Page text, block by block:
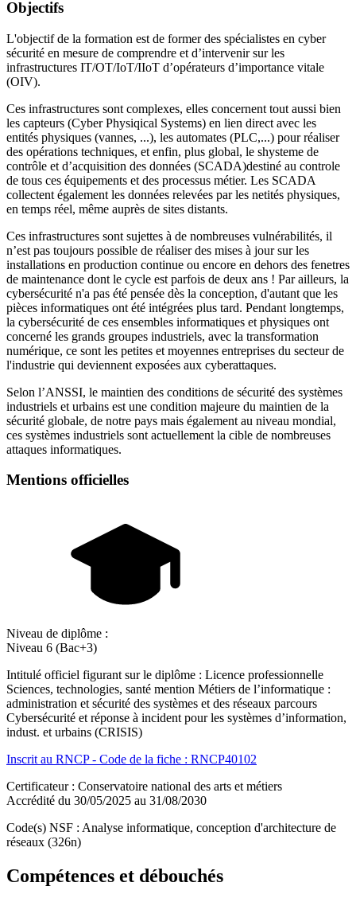
Objectifs
L'objectif de la formation est de former des spécialistes en cyber
sécurité en mesure de comprendre et d’intervenir sur les
infrastructures IT/OT/IoT/IIoT d’opérateurs d’importance vitale
(OIV).
Ces infrastructures sont complexes, elles concernent tout aussi bien
les capteurs (Cyber Physiqical Systems) en lien direct avec les
entités physiques (vannes, ...), les automates (PLC,...) pour réaliser
des opérations techniques, et enfin, plus global, le shysteme de
contrôle et d’acquisition des données (SCADA)destiné au controle
de tous ces équipements et des processus métier. Les SCADA
collectent également les données relevées par les netités physiques,
en temps réel, même auprès de sites distants.
Ces infrastructures sont sujettes à de nombreuses vulnérabilités, il
n’est pas toujours possible de réaliser des mises à jour sur les
installations en production continue ou encore en dehors des fenetres
de maintenance dont le cycle est parfois de deux ans ! Par ailleurs, la
cybersécurité n'a pas été pensée dès la conception, d'autant que les
pièces informatiques ont été intégrées plus tard. Pendant longtemps,
la cybersécurité de ces ensembles informatiques et physiques ont
concerné les grands groupes industriels, avec la transformation
numérique, ce sont les petites et moyennes entreprises du secteur de
l'industrie qui deviennent exposées aux cyberattaques.
Selon l’ANSSI, le maintien des conditions de sécurité des systèmes
industriels et urbains est une condition majeure du maintien de la
sécurité globale, de notre pays mais également au niveau mondial,
ces systèmes industriels sont actuellement la cible de nombreuses
attaques informatiques.
Mentions officielles
Niveau de diplôme :
Niveau 6 (Bac+3)
Intitulé officiel figurant sur le diplôme : Licence professionnelle
Sciences, technologies, santé mention Métiers de l’informatique :
administration et sécurité des systèmes et des réseaux parcours
Cybersécurité et réponse à incident pour les systèmes d’information,
indust. et urbains (CRISIS)
Inscrit au RNCP - Code de la fiche : RNCP40102
Certificateur : Conservatoire national des arts et métiers
Accrédité du 30/05/2025 au 31/08/2030
Code(s) NSF : Analyse informatique, conception d'architecture de
réseaux (326n)
Compétences et débouchés